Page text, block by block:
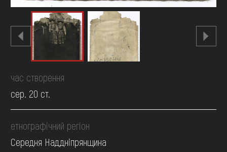
час створення
сер. 20 ст.
етнографічний регіон
Середня Наддніпрянщина